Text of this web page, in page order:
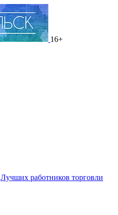
16+
Лучших работников торговли